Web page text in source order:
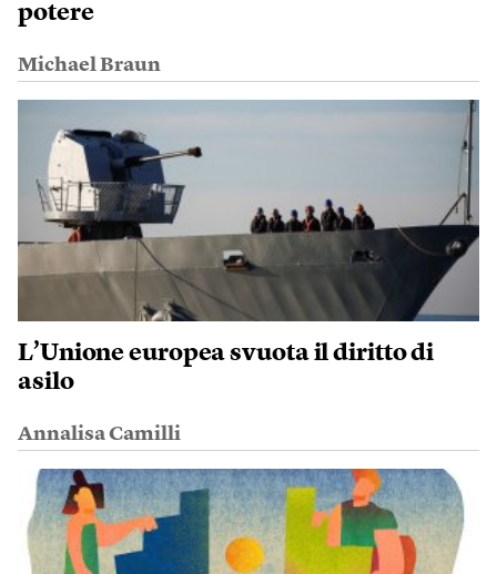
potere
Michael Braun
L’Unione europea svuota il diritto di
asilo
Annalisa Camilli